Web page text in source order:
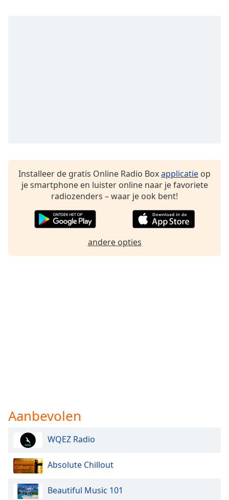
Installeer de gratis Online Radio Boxapplicatie op
je smartphone en luister online naar je favoriete
radiozenders – waar je ook bent!
andere opties
Aanbevolen
WQEZ Radio
Absolute Chillout
Beautiful Music 101